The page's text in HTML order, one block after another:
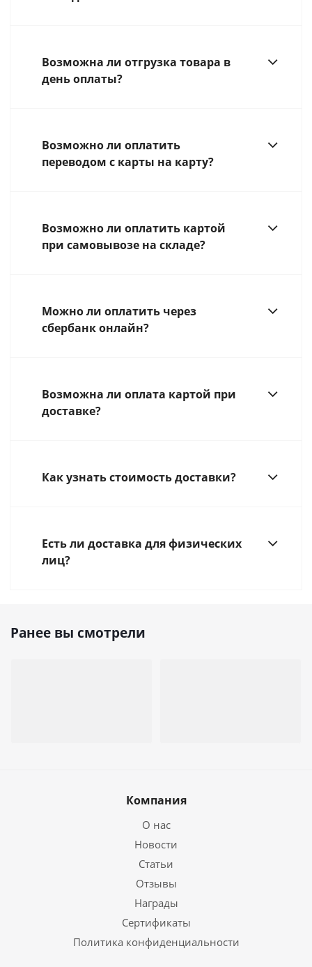
Возможна ли отгрузка товара в
день оплаты?
Возможно ли оплатить
переводом с карты на карту?
Возможно ли оплатить картой
при самовывозе на складе?
Можно ли оплатить через
сбербанк онлайн?
Возможна ли оплата картой при
доставке?
Как узнать стоимость доставки?
Есть ли доставка для физических
лиц?
Ранее вы смотрели
Компания
О нас
Новости
Статьи
Отзывы
Награды
Сертификаты
Политика конфиденциальности